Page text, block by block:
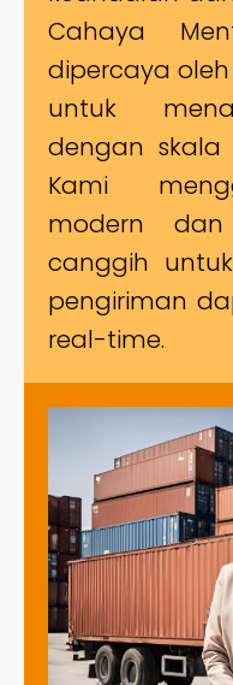
Cahaya
dipercaya
untuk
dengan skala
Kami
modern
canggih
pengiriman
real-time.